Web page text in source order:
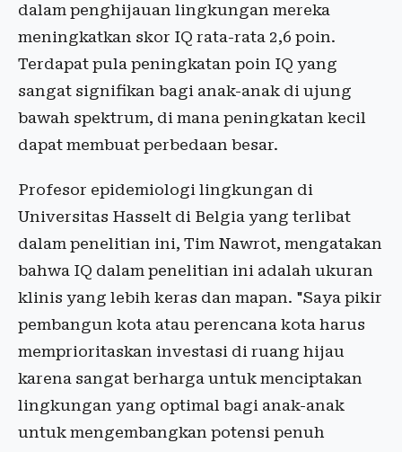
dalam penghijauan lingkungan mereka
meningkatkan skor IQ rata-rata 2,6 poin.
Terdapat pula peningkatan poin IQ yang
sangat signifikan bagi anak-anak di ujung
bawah spektrum, di mana peningkatan kecil
dapat membuat perbedaan besar.
Profesor epidemiologi lingkungan di
Universitas Hasselt di Belgia yang terlibat
dalam penelitian ini, Tim Nawrot, mengatakan
bahwa IQ dalam penelitian ini adalah ukuran
klinis yang lebih keras dan mapan. "Saya pikir
pembangun kota atau perencana kota harus
memprioritaskan investasi di ruang hijau
karena sangat berharga untuk menciptakan
lingkungan yang optimal bagi anak-anak
untuk mengembangkan potensi penuh